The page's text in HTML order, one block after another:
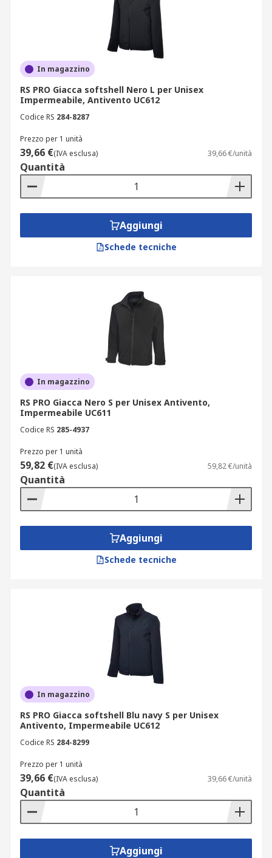
In magazzino
RS PRO Giacca softshell Nero L per Unisex
Impermeabile, Antivento UC612
Codice RS 284-8287
Prezzo per 1 unità
39,66 €(IVA esclusa) 39,66 €/unità
Quantità
Aggiungi
Schede tecniche
In magazzino
RS PRO Giacca Nero S per Unisex Antivento,
Impermeabile UC611
Codice RS 285-4937
Prezzo per 1 unità
59,82 €(IVA esclusa) 59,82 €/unità
Quantità
Aggiungi
Schede tecniche
In magazzino
RS PRO Giacca softshell Blu navy S per Unisex
Antivento, Impermeabile UC612
Codice RS 284-8299
Prezzo per 1 unità
39,66 €(IVA esclusa) 39,66 €/unità
Quantità
Aggiungi